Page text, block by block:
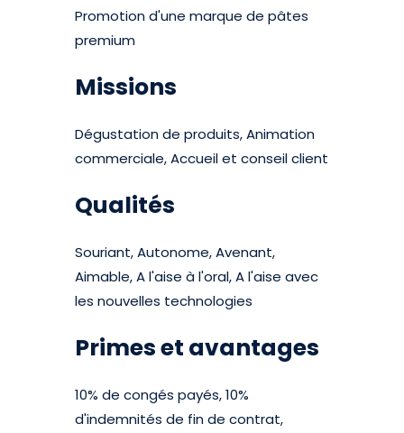
Promotion d'une marque de pâtes
premium
Missions
Dégustation de produits, Animation
commerciale, Accueil et conseil client
Qualités
Souriant, Autonome, Avenant,
Aimable, A l'aise à l'oral, A l'aise avec
les nouvelles technologies
Primes et avantages
10% de congés payés, 10%
d'indemnités de fin de contrat,